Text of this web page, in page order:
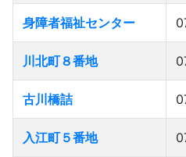
身障者福祉センター
川北町８番地
古川橋詰
入江町５番地
身障者福祉センター
川北町８番地
古川橋詰
入江町５番地